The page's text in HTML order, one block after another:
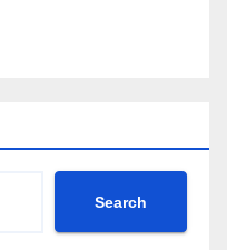
Search